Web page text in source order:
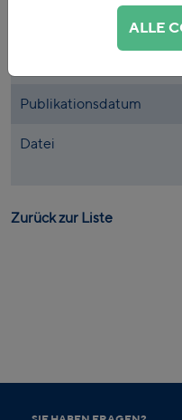
Publikationsdatum
Datei
Zurück zur Liste
ALLE